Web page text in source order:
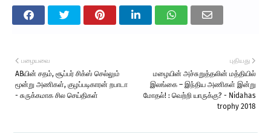
புதியது
மழையின் அச்சுறுத்தலின் மத்தியில்
இலங்கை – இந்திய அணிகள் இன்று
மோதல்! : வெற்றி யாருக்கு? - Nidahas
trophy 2018
பழையவை
ABயின் சதம், சூப்பர் சிக்ஸ் செல்லும்
மூன்று அணிகள், குழப்படிகாரன் றபாடா
- சுருக்கமாக சில செய்திகள்